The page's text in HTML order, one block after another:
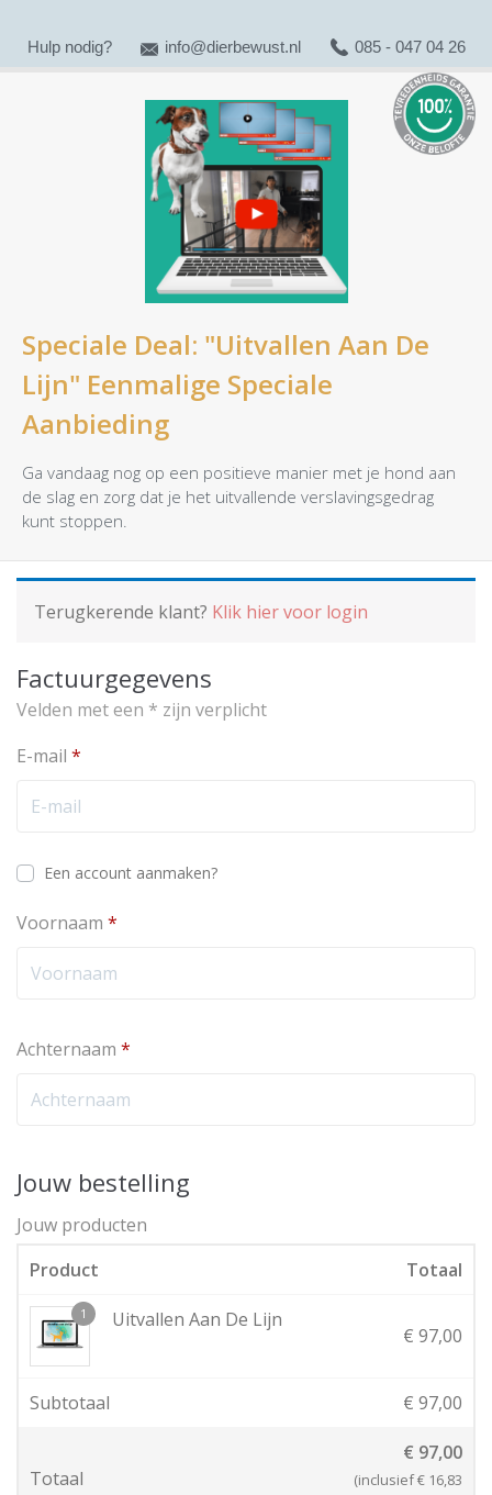
Hulp nodig? info@dierbewust.nl 085 - 047 04 26
Speciale Deal: "Uitvallen Aan De
Lijn" Eenmalige Speciale
Aanbieding
Ga vandaag nog op een positieve manier met je hond aan
de slag en zorg dat je het uitvallende verslavingsgedrag
kunt stoppen.
Terugkerende klant? Klik hier voor login
Factuurgegevens
Velden met een * zijn verplicht
E-mail *
Een account aanmaken?
Voornaam *
Achternaam *
Jouw bestelling
Jouw producten
Product
Totaal
1 Uitvallen Aan De Lijn
€ 97,00
Subtotaal € 97,00
Totaal
€ 97,00
(inclusief€ 16,83